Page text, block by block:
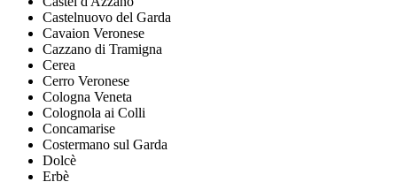
Castelnuovo del Garda
Cavaion Veronese
Cazzano di Tramigna
Cerea
Cerro Veronese
Cologna Veneta
Colognola ai Colli
Concamarise
Costermano sul Garda
Dolcè
Erbè